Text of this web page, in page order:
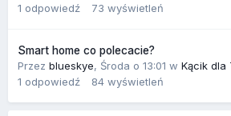
1 odpowiedź 73 wyświetleń
Smart home co polecacie?
Przez blueskye, Środa o 13:01 w Kącik dla
1 odpowiedź 84 wyświetleń